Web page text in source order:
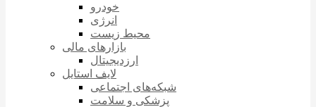
خودرو
انرژی
محیط زیست
بازارهای مالی
ارزدیجیتال
لایف استایل
شبکه‌های اجتماعی
پزشکی و سلامت